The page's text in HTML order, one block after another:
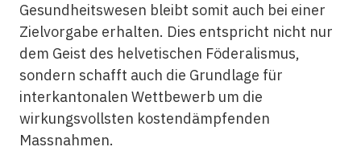
Gesundheitswesen bleibt somit auch bei einer
Zielvorgabe erhalten. Dies entspricht nicht nur
dem Geist des helvetischen Föderalismus,
sondern schafft auch die Grundlage für
interkantonalen Wettbewerb um die
wirkungsvollsten kostendämpfenden
Massnahmen.